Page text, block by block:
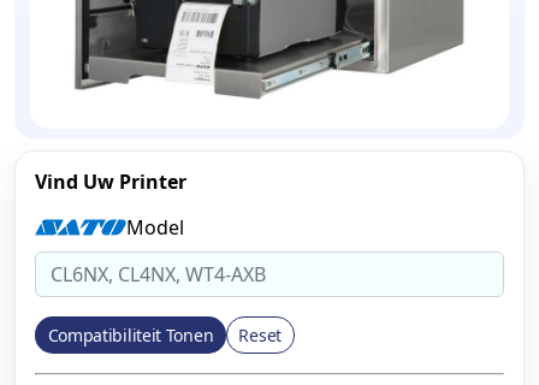
Vind Uw Printer
Model
Compatibiliteit Tonen Reset